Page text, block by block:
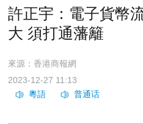
許正宇：電子貨幣
大 須打通藩籬
來源：香港商報網
2023-12-27 11:13